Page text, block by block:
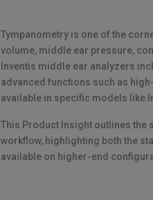
Tympanometry is one of the
volume, middle ear pressure,
Inventis middle ear analyzers
advanced functions such as
available in specific models like
This Product Insight outlines the
workflow, highlighting both the
available on higher-end